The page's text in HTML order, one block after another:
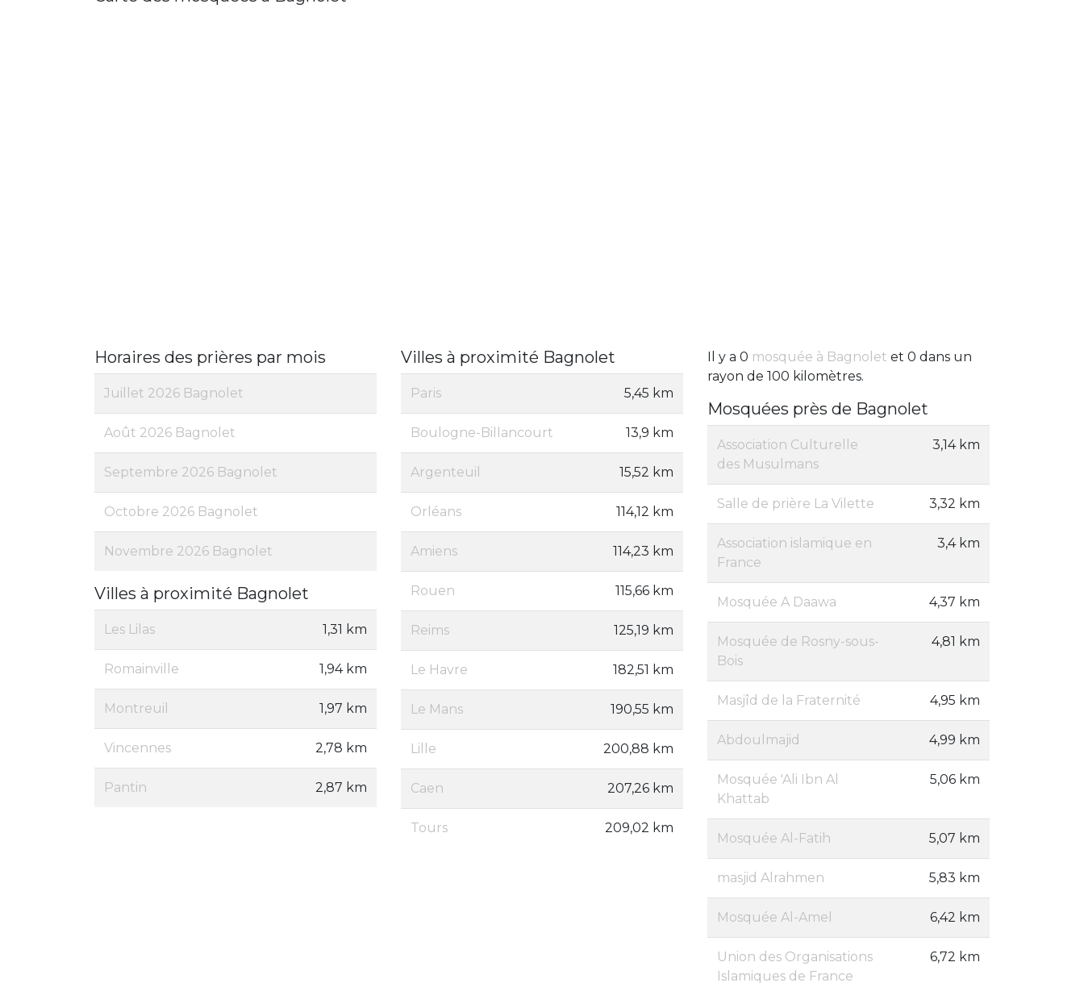
Horaires des prières par mois
Juillet 2026 Bagnolet
Août 2026 Bagnolet
Septembre 2026 Bagnolet
Octobre 2026 Bagnolet
Novembre 2026 Bagnolet
Villes à proximité Bagnolet
Les Lilas 1,31 km
Romainville 1,94 km
Montreuil 1,97 km
Vincennes 2,78 km
Pantin 2,87 km
Villes à proximité Bagnolet
Paris 5,45 km
Boulogne-Billancourt 13,9 km
Argenteuil 15,52 km
Orléans 114,12 km
Amiens 114,23 km
Rouen 115,66 km
Reims 125,19 km
Le Havre 182,51 km
Le Mans 190,55 km
Lille 200,88 km
Caen 207,26 km
Tours 209,02 km
Il y a 0 mosquée à Bagnolet et 0 dans un
rayon de 100 kilomètres.
Mosquées près de Bagnolet
Association Culturelle
des Musulmans
3,14 km
Salle de prière La Vilette 3,32 km
Association islamique en
France
3,4 km
Mosquée A Daawa 4,37 km
Mosquée de Rosny-sous-
Bois
4,81 km
Masjîd de la Fraternité 4,95 km
Abdoulmajid 4,99 km
Mosquée 'Ali Ibn Al
Khattab
5,06 km
Mosquée Al-Fatih 5,07 km
masjid Alrahmen 5,83 km
Mosquée Al-Amel 6,42 km
Union des Organisations
Islamiques de France
6,72 km